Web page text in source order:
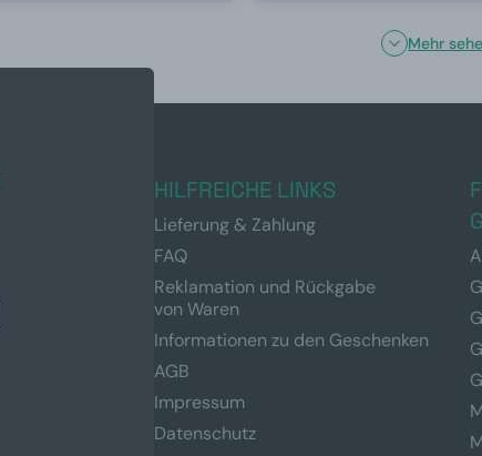
Mehr
HILFREICHE LINKS
Lieferung & Zahlung
FAQ
Reklamation und Rückgabe
von Waren
Informationen zu den Geschenken
AGB
Impressum
Datenschutz